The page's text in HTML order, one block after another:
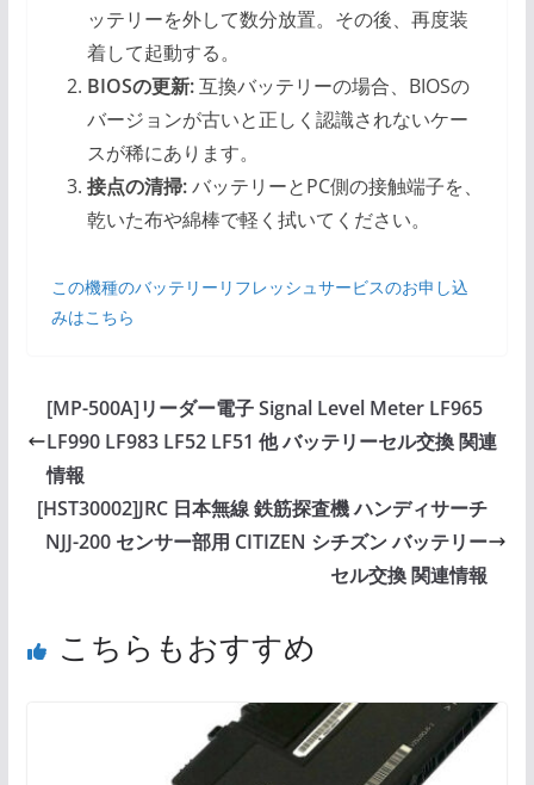
ッテリーを外して数分放置。その後、再度装
着して起動する。
BIOSの更新:互換バッテリーの場合、BIOSの
バージョンが古いと正しく認識されないケー
スが稀にあります。
接点の清掃:バッテリーとPC側の接触端子を、
乾いた布や綿棒で軽く拭いてください。
この機種のバッテリーリフレッシュサービスのお申し込
みはこちら
[MP-500A]リーダー電子 Signal Level Meter LF965
LF990 LF983 LF52 LF51 他 バッテリーセル交換 関連
情報
[HST30002]JRC 日本無線 鉄筋探査機 ハンディサーチ
NJJ-200 センサー部用 CITIZEN シチズン バッテリー
セル交換 関連情報
こちらもおすすめ